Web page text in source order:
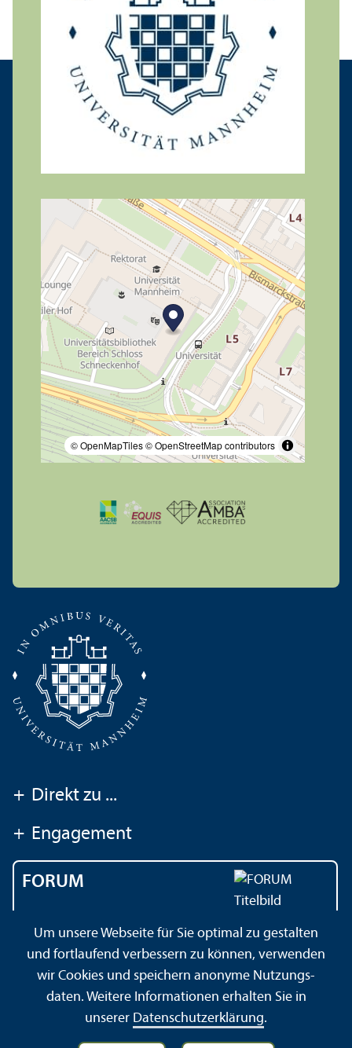
© OpenMapTiles© OpenStreetMap contributors
+ Direkt zu ...
+ Engagement
FORUM
Universität Mannheim
Impressum Datenschutz­erklärung Sitemap
Um unsere Webseite für Sie optimal zu gestalten
und fortlaufend verbessern zu können, verwenden
wir Cookies und speichern anonyme Nutzungs­
daten. Weitere Informationen erhalten Sie in
unserer Datenschutz­erklärung.